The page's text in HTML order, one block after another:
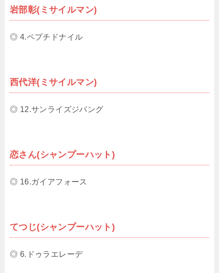
岩部彰(ミサイルマン)
◎ 4.ペプチドナイル
西代洋(ミサイルマン)
◎ 12.サンライズジパング
恋さん(シャンプーハット)
◎ 16.ガイアフォース
てつじ(シャンプーハット)
◎ 6.ドゥラエレーデ